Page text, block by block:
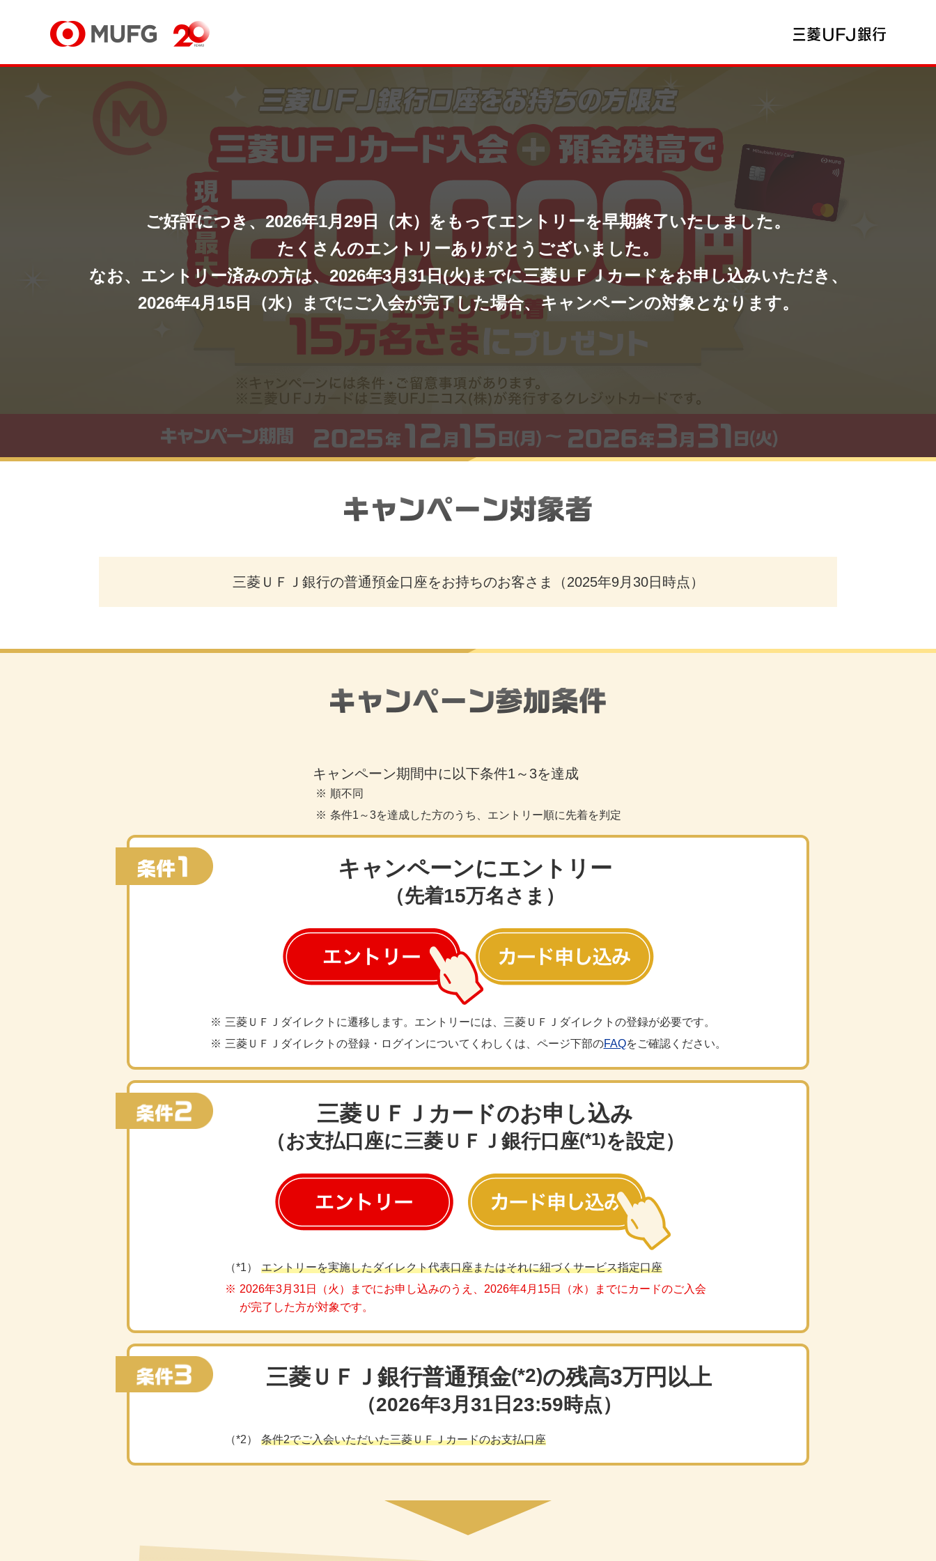
ご好評につき、2026年1月29日（木）をもってエントリーを早期終了いたしました。
たくさんのエントリーありがとうございました。
なお、エントリー済みの方は、2026年3月31日(火)までに三菱ＵＦＪカードをお申し込みいただき、
2026年4月15日（水）までにご入会が完了した場合、キャンペーンの対象となります。
三菱ＵＦＪ銀行の普通預金口座をお持ちのお客さま（2025年9月30日時点）
キャンペーン期間中に以下条件1～3を達成
順不同
条件1～3を達成した方のうち、エントリー順に先着を判定
キャンペーンにエントリー
（先着15万名さま）
三菱ＵＦＪダイレクトに遷移します。エントリーには、三菱ＵＦＪダイレクトの登録が必要です。
三菱ＵＦＪダイレクトの登録・ログインについてくわしくは、ページ下部のFAQをご確認ください。
三菱ＵＦＪカードのお申し込み
（お支払口座に三菱ＵＦＪ銀行口座(*1)を設定）
エントリーを実施したダイレクト代表口座またはそれに紐づくサービス指定口座
2026年3月31日（火）までにお申し込みのうえ、2026年4月15日（水）までにカードのご入会
が完了した方が対象です。
三菱ＵＦＪ銀行普通預金(*2)の残高3万円以上
（2026年3月31日23:59時点）
条件2でご入会いただいた三菱ＵＦＪカードのお支払口座